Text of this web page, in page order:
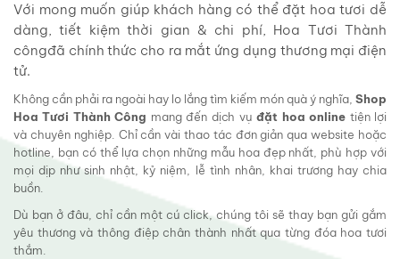
Với mong muốn giúp khách hàng có thể đặt hoa tươi dễ
dàng, tiết kiệm thời gian & chi phí, Hoa Tươi Thành
côngđã chính thức cho ra mắt ứng dụng thương mại điện
tử.
Không cần phải ra ngoài hay lo lắng tìm kiếm món quà ý nghĩa, Shop
Hoa Tươi Thành Công mang đến dịch vụđặt hoa online tiện lợi
và chuyên nghiệp. Chỉ cần vài thao tác đơn giản qua website hoặc
hotline, bạn có thể lựa chọn những mẫu hoa đẹp nhất, phù hợp với
mọi dịp như sinh nhật, kỷ niệm, lễ tình nhân, khai trương hay chia
buồn.
Dù bạn ở đâu, chỉ cần một cú click, chúng tôi sẽ thay bạn gửi gắm
yêu thương và thông điệp chân thành nhất qua từng đóa hoa tươi
thắm.